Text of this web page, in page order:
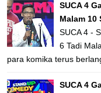
SUCA 4
Malam 10
SUCA 4 -
6 Tadi
para komika terus
SUCA 4